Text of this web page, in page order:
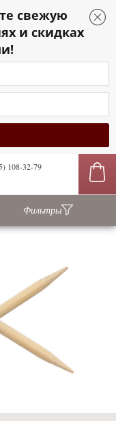
свежую
и скидках
108-32-79
Фильтры